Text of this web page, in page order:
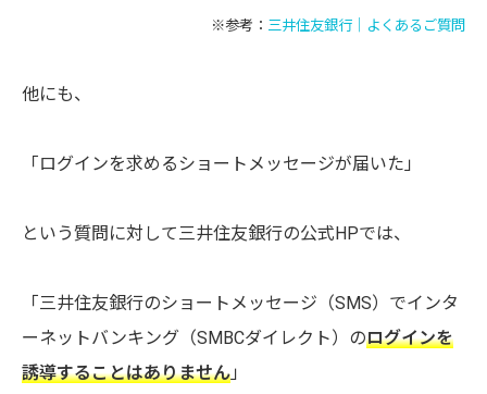
※参考： 三井住友銀行｜よくあるご質問
他にも、
「ログインを求めるショートメッセージが届いた」
という質問に対して三井住友銀行の公式HPでは、
「三井住友銀行のショートメッセージ（SMS）でインタ
ーネットバンキング（SMBCダイレクト）のログインを
誘導することはありません 」